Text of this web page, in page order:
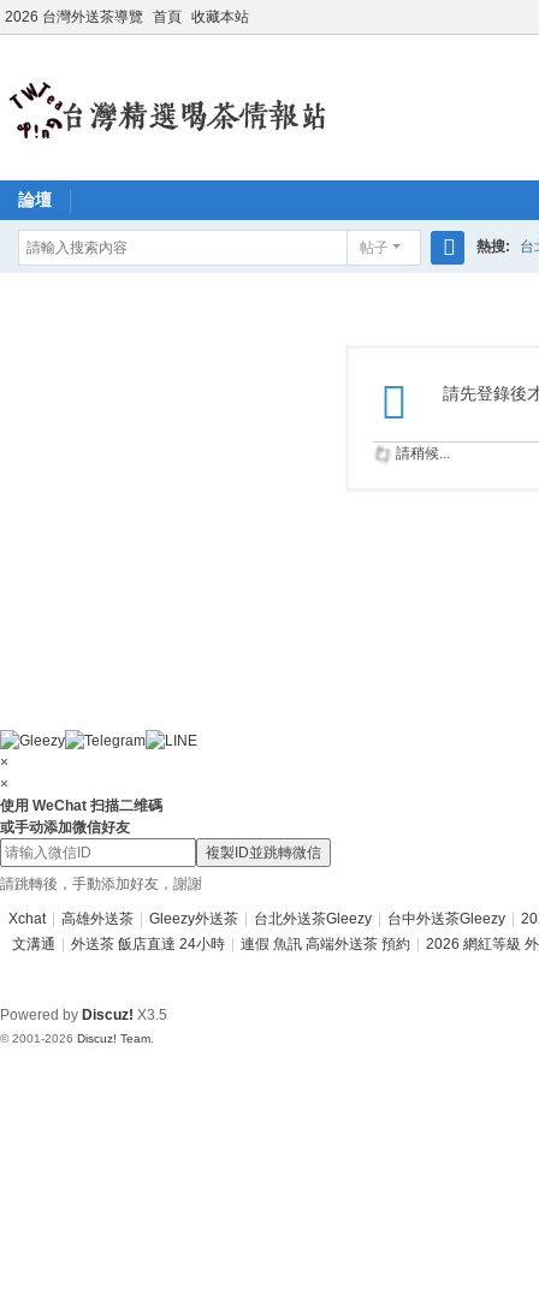
2026 台灣外送茶導覽 首頁 收藏本站
論壇
帖子 熱搜: 台
請先登錄後
請稍候...
×
×
使用 WeChat 扫描二维碼
或手动添加微信好友
複製ID並跳轉微信
請跳轉後，手動添加好友，謝謝
Xchat 高雄外送茶 Gleezy外送茶 台北外送茶Gleezy 台中外送茶Gleezy
文溝通
外送茶 飯店直達 24小時 連假 魚訊 高端外送茶 預約 2026 網紅等級
Powered by Discuz! X3.5
© 2001-2026 Discuz! Team